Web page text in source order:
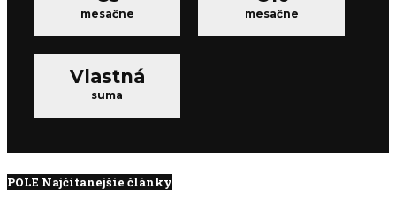
mesačne mesačne
Vlastná
suma
POLE Najčítanejšie články